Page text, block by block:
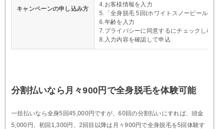
キャンペーンの申し込み方
4.お客様情報を入力
5.「全身脱毛 5回(ホワイトスノーピール付
6.年齢を入力
7.プライバシーに同意するにチェックし確
8.入力内容を確認して申込
分割払いなら月々900円で全身脱毛を体験可能
一括払いなら全身5回45,000円ですが、60回の分割払いにすれば、頭金
5,000円、初回1,300円、2回目以降は月々900円で全身脱毛を5回体験す